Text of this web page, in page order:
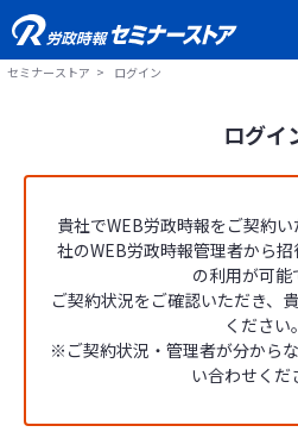
セミナーストア ログイン
ログイ
貴社でWEB労政時報をご契約
社のWEB労政時報管理者から
の利用が可能
ご契約状況をご確認いただき、
ください。
※ご契約状況・管理者が分から
い合わせくだ